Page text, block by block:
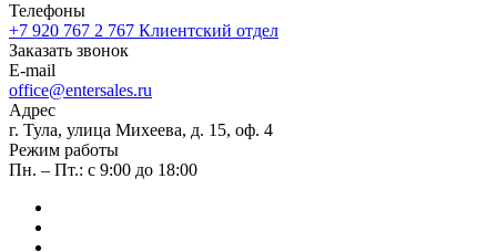
Телефоны
+7 920 767 2 767 Клиентский отдел
Заказать звонок
E-mail
office@entersales.ru
Адрес
г. Тула, улица Михеева, д. 15, оф. 4
Режим работы
Пн. – Пт.: с 9:00 до 18:00